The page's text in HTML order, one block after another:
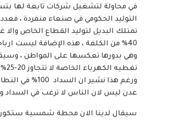
في محاولة لتشغيل شركات تابعة لها
40% من الكلفة ، هذه الإضافة ليست
وهي بدورها تعكسها على المواطن ،
ورغم هذا
عدن ليس لان الناس لا ترغب في السداد
سيقال لدينا الان محطة شمسية ستكون